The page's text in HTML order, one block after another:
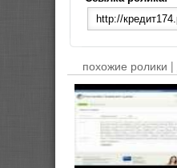
похожие ролики |